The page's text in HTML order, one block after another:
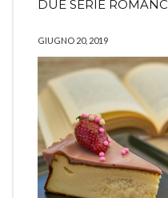
DUE SERIE
GIUGNO 20, 2019